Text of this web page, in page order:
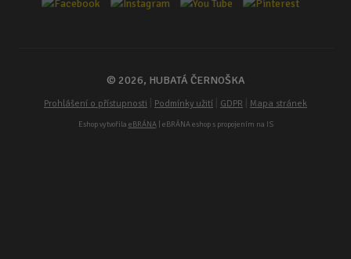
© 2026, HUBATÁ ČERNOŠKA
Prohlášení o přístupnosti Podmínky užití GDPR Mapa stránek
Eshop vytvořila eBRÁNA| eBRÁNA eshop s propojením na IS